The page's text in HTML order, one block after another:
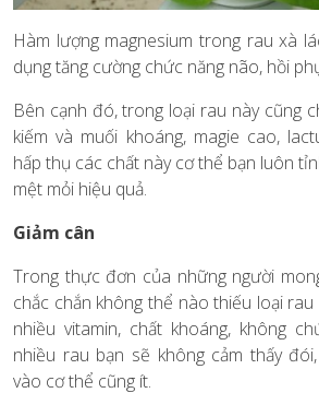
Hàm lượng magnesium trong rau xà
dụng tăng cường chức năng não, hồi
Bên cạnh đó, trong loại rau này cũng
kiếm và muối khoáng, magie cao,
hấp thụ các chất này cơ thể bạn luôn
mệt mỏi hiệu quả.
Giảm cân
Trong thực đơn của những người
chắc chắn không thể nào thiếu loại
nhiều vitamin, chất khoáng, không
nhiều rau bạn sẽ không cảm thấy
vào cơ thể cũng ít.